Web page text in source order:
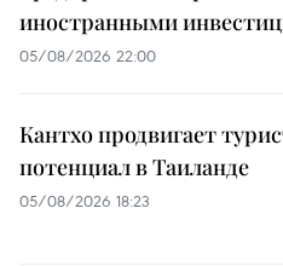
иностранными
05/08/2026 22:00
Кантхо продвигает
потенциал в Таиланде
05/08/2026 18:23